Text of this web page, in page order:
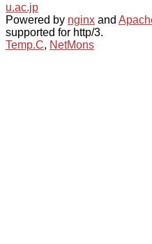
u.ac.jp
Powered by nginx and
supported for http/3.
Temp.C, NetMons